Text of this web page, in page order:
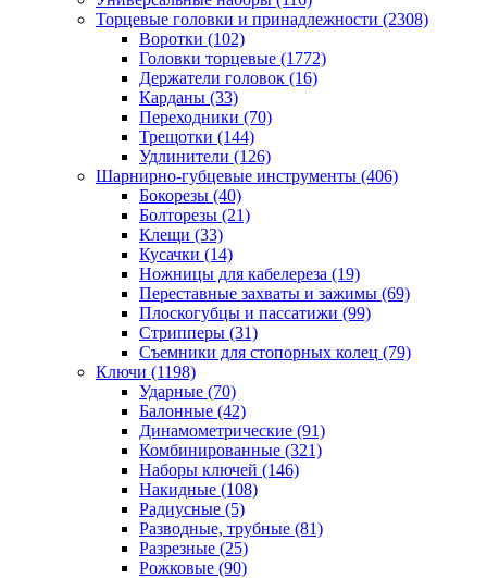
Торцевые головки и принадлежности (2308)
Воротки (102)
Головки торцевые (1772)
Держатели головок (16)
Карданы (33)
Переходники (70)
Трещотки (144)
Удлинители (126)
Шарнирно-губцевые инструменты (406)
Бокорезы (40)
Болторезы (21)
Клещи (33)
Кусачки (14)
Ножницы для кабелереза (19)
Переставные захваты и зажимы (69)
Плоскогубцы и пассатижи (99)
Стрипперы (31)
Съемники для стопорных колец (79)
Ключи (1198)
Ударные (70)
Балонные (42)
Динамометрические (91)
Комбинированные (321)
Наборы ключей (146)
Накидные (108)
Радиусные (5)
Разводные, трубные (81)
Разрезные (25)
Рожковые (90)